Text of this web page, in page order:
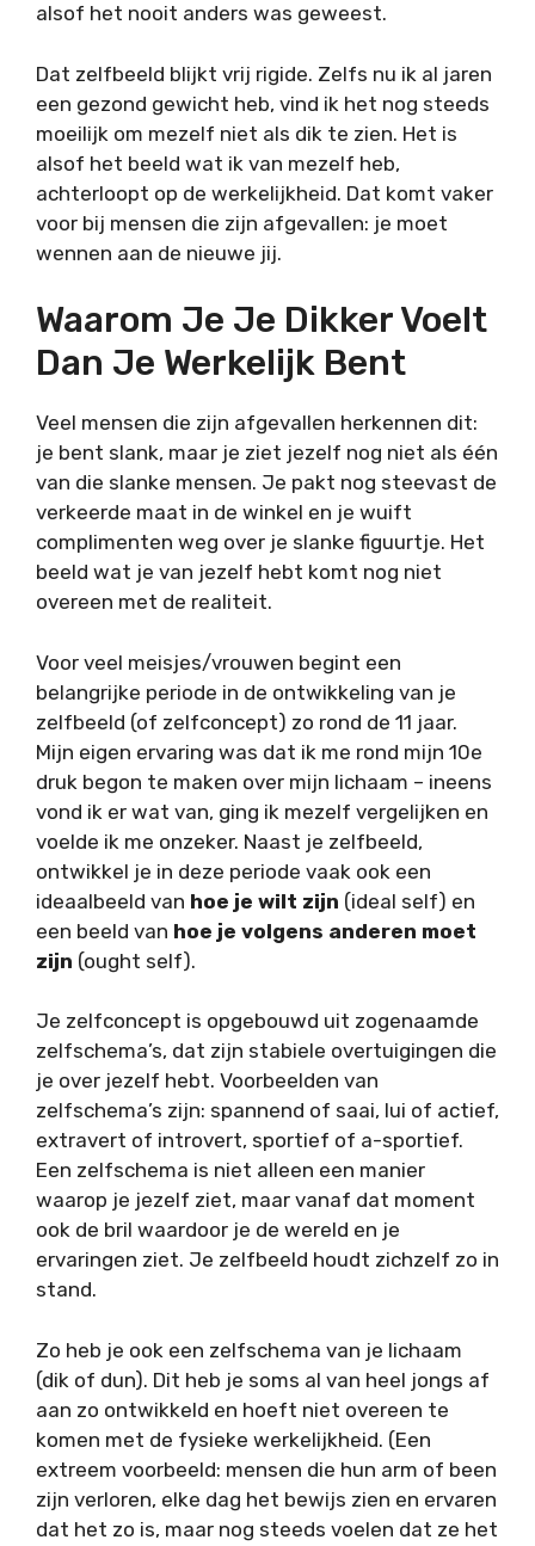
alsof het nooit anders was geweest.
Dat zelfbeeld blijkt vrij rigide. Zelfs nu ik al jaren
een gezond gewicht heb, vind ik het nog steeds
moeilijk om mezelf niet als dik te zien. Het is
alsof het beeld wat ik van mezelf heb,
achterloopt op de werkelijkheid. Dat komt vaker
voor bij mensen die zijn afgevallen: je moet
wennen aan de nieuwe jij.
Waarom Je Je Dikker Voelt
Dan Je Werkelijk Bent
Veel mensen die zijn afgevallen herkennen dit:
je bent slank, maar je ziet jezelf nog niet als één
van die slanke mensen. Je pakt nog steevast de
verkeerde maat in de winkel en je wuift
complimenten weg over je slanke figuurtje. Het
beeld wat je van jezelf hebt komt nog niet
overeen met de realiteit.
Voor veel meisjes/vrouwen begint een
belangrijke periode in de ontwikkeling van je
zelfbeeld (of zelfconcept) zo rond de 11 jaar.
Mijn eigen ervaring was dat ik me rond mijn 10e
druk begon te maken over mijn lichaam – ineens
vond ik er wat van, ging ik mezelf vergelijken en
voelde ik me onzeker. Naast je zelfbeeld,
ontwikkel je in deze periode vaak ook een
ideaalbeeld van hoe je wilt zijn (ideal self) en
een beeld van hoe je volgens anderen moet
zijn (ought self).
Je zelfconcept is opgebouwd uit zogenaamde
zelfschema’s, dat zijn stabiele overtuigingen die
je over jezelf hebt. Voorbeelden van
zelfschema’s zijn: spannend of saai, lui of actief,
extravert of introvert, sportief of a-sportief.
Een zelfschema is niet alleen een manier
waarop je jezelf ziet, maar vanaf dat moment
ook de bril waardoor je de wereld en je
ervaringen ziet. Je zelfbeeld houdt zichzelf zo in
stand.
Zo heb je ook een zelfschema van je lichaam
(dik of dun). Dit heb je soms al van heel jongs af
aan zo ontwikkeld en hoeft niet overeen te
komen met de fysieke werkelijkheid. (Een
extreem voorbeeld: mensen die hun arm of been
zijn verloren, elke dag het bewijs zien en ervaren
dat het zo is, maar nog steeds voelen dat ze het